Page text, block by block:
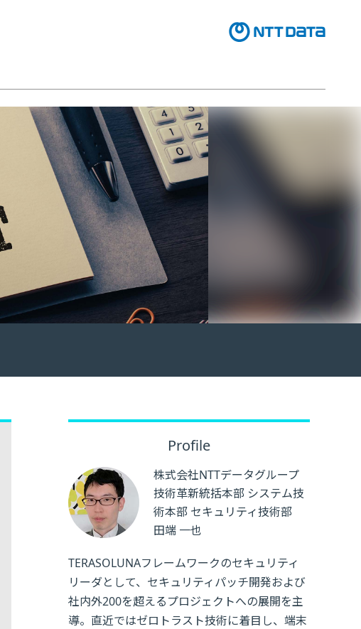
Profile
株式会社NTTデータグループ
技術革新統括本部 システム技
術本部 セキュリティ技術部
田端 一也
TERASOLUNAフレームワークのセキュリティ
リーダとして、セキュリティパッチ開発および
社内外200を超えるプロジェクトへの展開を主
導。直近ではゼロトラスト技術に着目し、端末